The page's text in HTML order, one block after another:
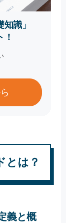
識」
とは？
義と概